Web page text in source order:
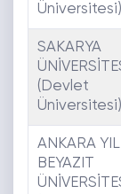
Üniversitesi)
SAKARYA
(Devlet
Üniversitesi)
ANKARA
BEYAZIT